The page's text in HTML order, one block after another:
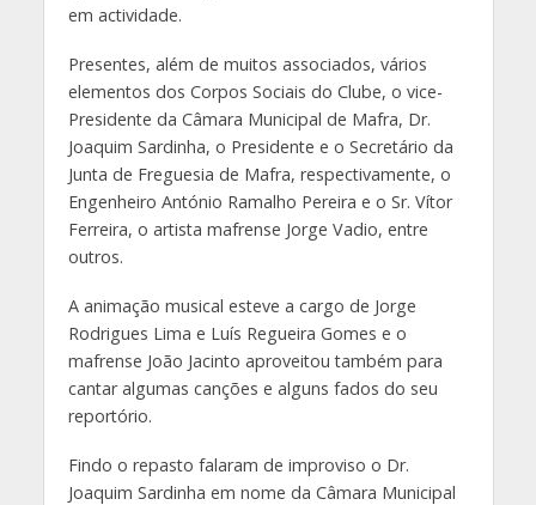
em actividade.
Presentes, além de muitos associados, vários
elementos dos Corpos Sociais do Clube, o vice-
Presidente da Câmara Municipal de Mafra, Dr.
Joaquim Sardinha, o Presidente e o Secretário da
Junta de Freguesia de Mafra, respectivamente, o
Engenheiro António Ramalho Pereira e o Sr. Vítor
Ferreira, o artista mafrense Jorge Vadio, entre
outros.
A animação musical esteve a cargo de Jorge
Rodrigues Lima e Luís Regueira Gomes e o
mafrense João Jacinto aproveitou também para
cantar algumas canções e alguns fados do seu
reportório.
Findo o repasto falaram de improviso o Dr.
Joaquim Sardinha em nome da Câmara Municipal